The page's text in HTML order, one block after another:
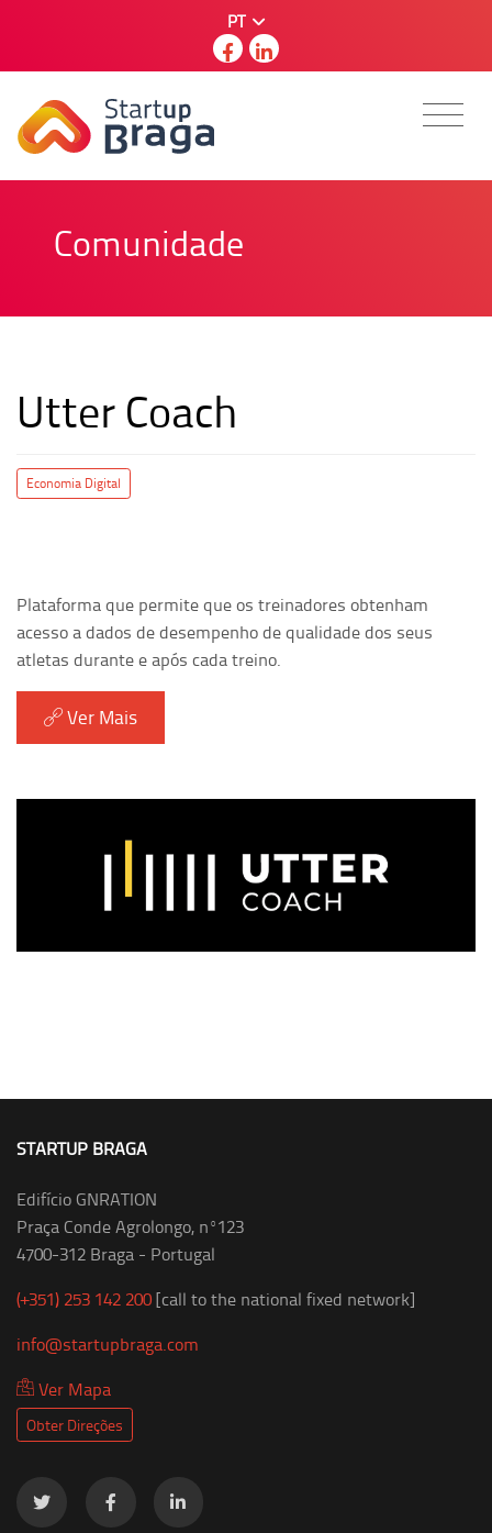
PT
Comunidade
Utter Coach
Economia Digital
Plataforma que permite que os treinadores obtenham
acesso a dados de desempenho de qualidade dos seus
atletas durante e após cada treino.
Ver Mais
STARTUP BRAGA
Edifício GNRATION
Praça Conde Agrolongo, nº123
4700-312 Braga - Portugal
(+351) 253 142 200[call to the national fixed network]
info@startupbraga.com
Ver Mapa
Obter Direções